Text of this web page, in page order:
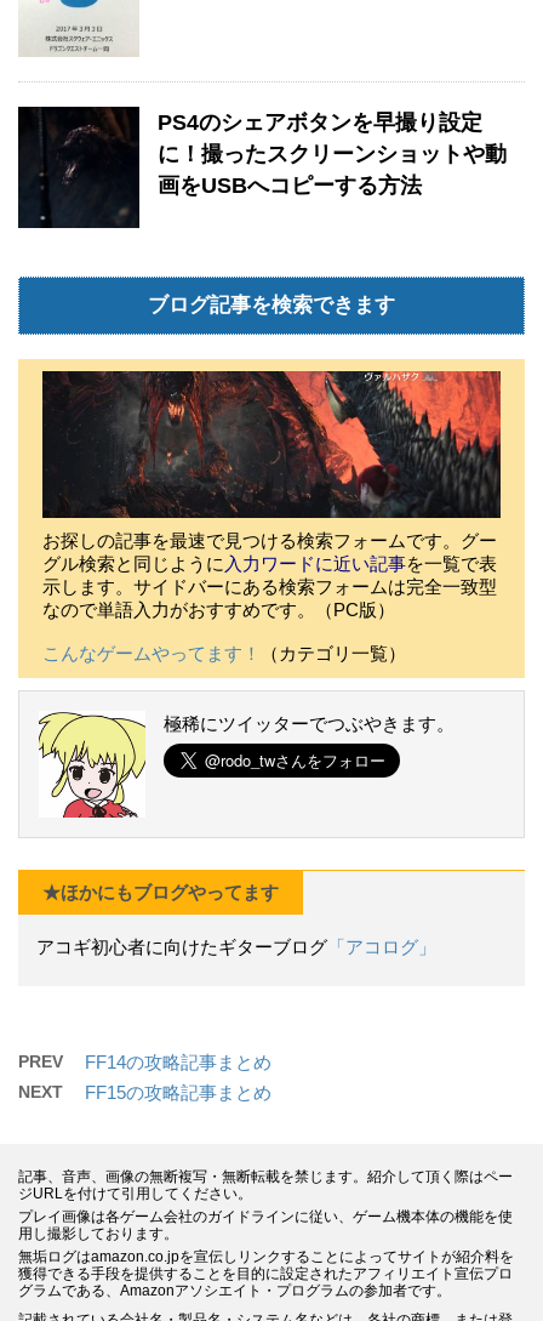
PS4のシェアボタンを早撮り設定
に！撮ったスクリーンショットや動
画をUSBへコピーする方法
ブログ記事を検索できます
お探しの記事を最速で見つける検索フォームです。グー
グル検索と同じように 入力ワードに近い記事を一覧で表
示します。サイドバーにある検索フォームは完全一致型
なので単語入力がおすすめです。（PC版）
こんなゲームやってます！ （カテゴリ一覧）
極稀にツイッターでつぶやきます。
★ほかにもブログやってます
アコギ初心者に向けたギターブログ 「アコログ」
PREV FF14の攻略記事まとめ
NEXT FF15の攻略記事まとめ
記事、音声、画像の無断複写・無断転載を禁じます。紹介して頂く際はペー
ジURLを付けて引用してください。
プレイ画像は各ゲーム会社のガイドラインに従い、ゲーム機本体の機能を使
用し撮影しております。
無垢ログはamazon.co.jpを宣伝しリンクすることによってサイトが紹介料を
獲得できる手段を提供することを目的に設定されたアフィリエイト宣伝プロ
グラムである、Amazonアソシエイト・プログラムの参加者です。